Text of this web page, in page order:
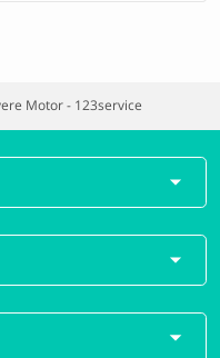
Motor - 123service